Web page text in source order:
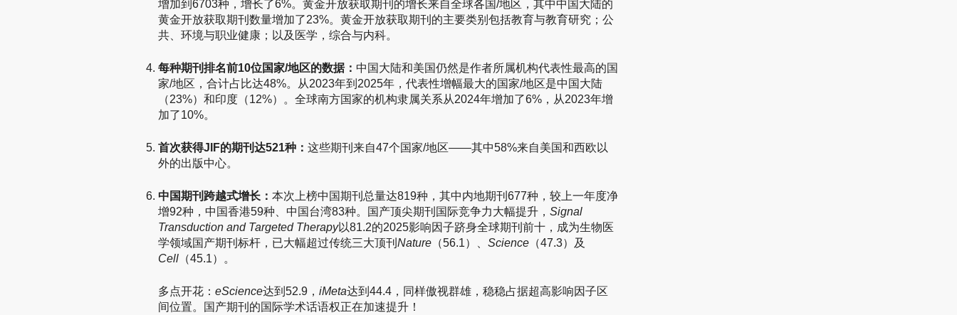
增加到6703种，增长了6%。黄金开放获取期刊的增长来自全球各国/地区，其中中国大陆的
黄金开放获取期刊数量增加了23%。黄金开放获取期刊的主要类别包括教育与教育研究；公
共、环境与职业健康；以及医学，综合与内科。
每种期刊排名前10位国家/地区的数据： 中国大陆和美国仍然是作者所属机构代表性最高的国
家/地区，合计占比达48%。从2023年到2025年，代表性增幅最大的国家/地区是中国大陆
（23%）和印度（12%）。全球南方国家的机构隶属关系从2024年增加了6%，从2023年增
加了10%。
首次获得JIF的期刊达521种： 这些期刊来自47个国家/地区——其中58%来自美国和西欧以
外的出版中心。
中国期刊跨越式增长： 本次上榜中国期刊总量达819种，其中内地期刊677种，较上一年度净
增92种，中国香港59种、中国台湾83种。国产顶尖期刊国际竞争力大幅提升， Signal
Transduction and Targeted Therapy以81.2的2025影响因子跻身全球期刊前十，成为生物医
学领域国产期刊标杆，已大幅超过传统三大顶刊 Nature （56.1）、 Science （47.3）及
Cell （45.1）。
多点开花： eScience达到52.9， iMeta达到44.4，同样傲视群雄，稳稳占据超高影响因子区
间位置。国产期刊的国际学术话语权正在加速提升！